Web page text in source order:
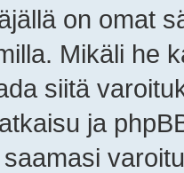
on omat
Mikäli he
siitä
ja